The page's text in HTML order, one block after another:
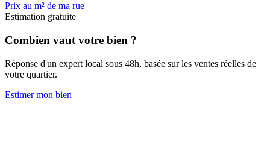
Prix au m² de ma rue
Estimation gratuite
Combien vaut votre bien ?
Réponse d'un expert local sous 48h, basée sur les ventes réelles de
votre quartier.
Estimer mon bien